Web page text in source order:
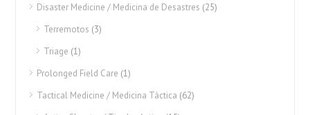
Disaster Medicine / Medicina de Desastres (25)
Terremotos (3)
Triage (1)
Prolonged Field Care (1)
Tactical Medicine / Medicina Táctica (62)